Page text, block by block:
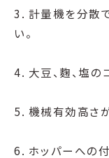
3. 計量機を分散
い。
4. 大豆、麴、塩の
5. 機械有効高さ
6. ホッパーへの